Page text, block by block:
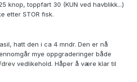
knop, toppfart 30 (KUN ved havblikk...)
etter STOR fisk.
hatt den i ca 4 mndr. Den er nå
mye oppgraderinger både
vedlikehold. Håper å være klar til